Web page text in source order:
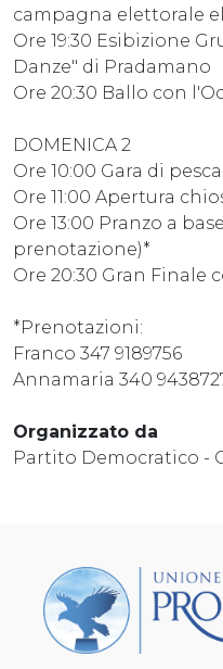
campagna elettorale
Ore 19:30 Esibizione
Danze" di Pradamano
Ore 20:30 Ballo con
DOMENICA 2
Ore 10:00 Gara di
Ore 11:00 Apertura
Ore 13:00 Pranzo a
prenotazione)*
Ore 20:30 Gran Finale
*Prenotazioni:
Franco 347 9189756
Annamaria 340
Organizzato da
Partito Democratico -